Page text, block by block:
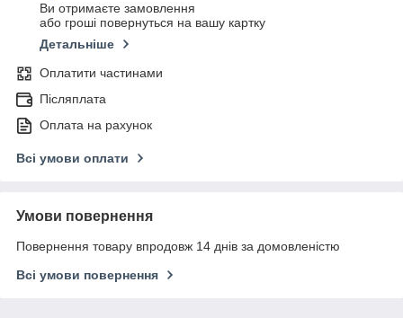
Ви отримаєте замовлення
або гроші повернуться на вашу картку
Детальніше
Оплатити частинами
Післяплата
Оплата на рахунок
Всі умови оплати
Умови повернення
Повернення товару впродовж 14 днів за домовленістю
Всі умови повернення